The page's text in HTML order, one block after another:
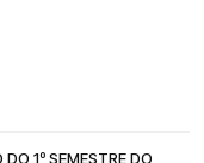
1º SEMESTRE DO